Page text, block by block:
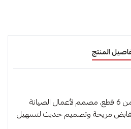
المنتج
طقم مفكات دقيقة مكون من 6 قطع، مصمم لأعمال الصيانة
مقابض مريحة وتصميم حديث لتسهيل